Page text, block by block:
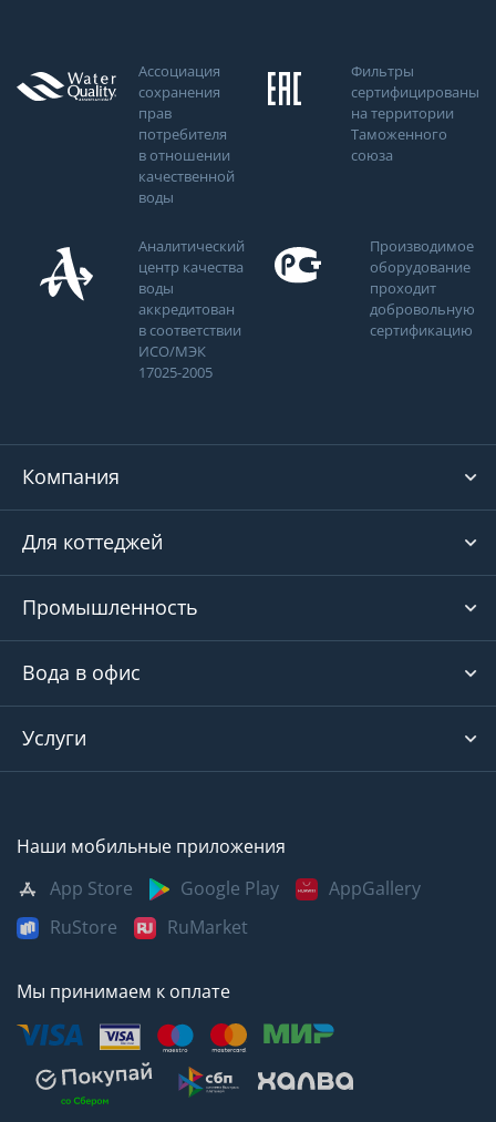
Ассоциация
сохранения
прав
потребителя
в отношении
качественной
воды
Фильтры
сертифицированы
на территории
Таможенного
союза
Аналитический
центр качества
воды
аккредитован
в соответствии
ИСО/МЭК
17025-2005
Производимое
оборудование
проходит
добровольную
сертификацию
Компания
Для коттеджей
Промышленность
Вода в офис
Услуги
Наши мобильные приложения
App Store
Google Play
AppGallery
RuStore
RuMarket
Мы принимаем к оплате